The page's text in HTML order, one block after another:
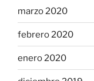
marzo 2020
febrero 2020
enero 2020